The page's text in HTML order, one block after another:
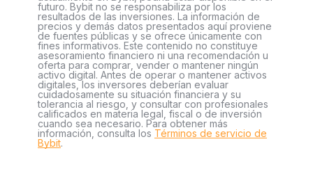
futuro. Bybit no se responsabiliza por los
resultados de las inversiones. La información de
precios y demás datos presentados aquí proviene
de fuentes públicas y se ofrece únicamente con
fines informativos. Este contenido no constituye
asesoramiento financiero ni una recomendación u
oferta para comprar, vender o mantener ningún
activo digital. Antes de operar o mantener activos
digitales, los inversores deberían evaluar
cuidadosamente su situación financiera y su
tolerancia al riesgo, y consultar con profesionales
calificados en materia legal, fiscal o de inversión
cuando sea necesario. Para obtener más
información, consulta los Términos de servicio de
Bybit.